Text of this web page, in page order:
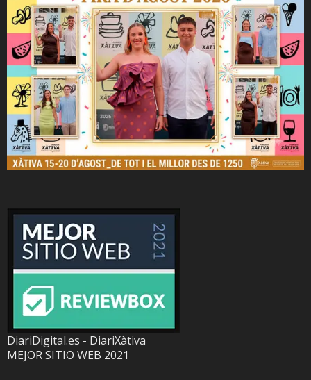
DiariDigital.es - DiariXàtiva
MEJOR SITIO WEB 2021